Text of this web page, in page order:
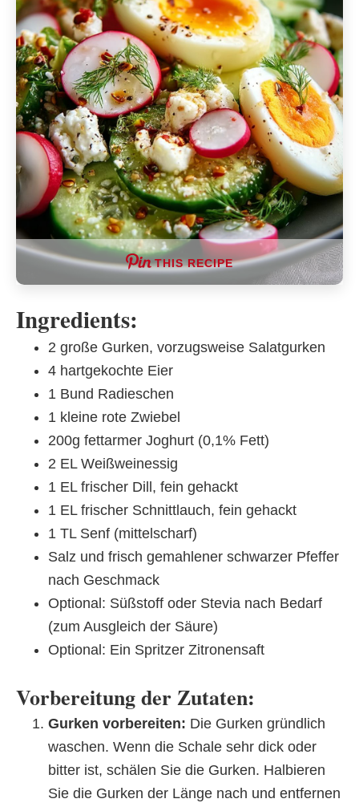
THIS RECIPE
Ingredients:
2 große Gurken, vorzugsweise Salatgurken
4 hartgekochte Eier
1 Bund Radieschen
1 kleine rote Zwiebel
200g fettarmer Joghurt (0,1% Fett)
2 EL Weißweinessig
1 EL frischer Dill, fein gehackt
1 EL frischer Schnittlauch, fein gehackt
1 TL Senf (mittelscharf)
Salz und frisch gemahlener schwarzer Pfeffer
nach Geschmack
Optional: Süßstoff oder Stevia nach Bedarf
(zum Ausgleich der Säure)
Optional: Ein Spritzer Zitronensaft
Vorbereitung der Zutaten:
Gurken vorbereiten: Die Gurken gründlich
waschen. Wenn die Schale sehr dick oder
bitter ist, schälen Sie die Gurken. Halbieren
Sie die Gurken der Länge nach und entfernen